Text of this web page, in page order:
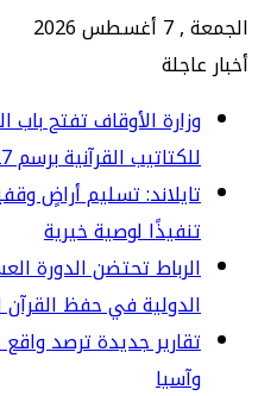
الأوقاف تفتح باب
القرآنية برسم 2027
تسليم أراضٍ وقفية
لوصية خيرية
تحتضن الدورة العشرين
في حفظ القرآن الكريم
جديدة ترصد واقع تعليم